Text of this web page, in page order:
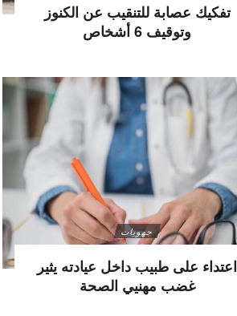
تفكيك عصابة للتنقيب عن الكنوز
وتوقيف 6 أشخاص
جهويات
اعتداء على طبيب داخل عيادته يثير
غضب مهنيي الصحة